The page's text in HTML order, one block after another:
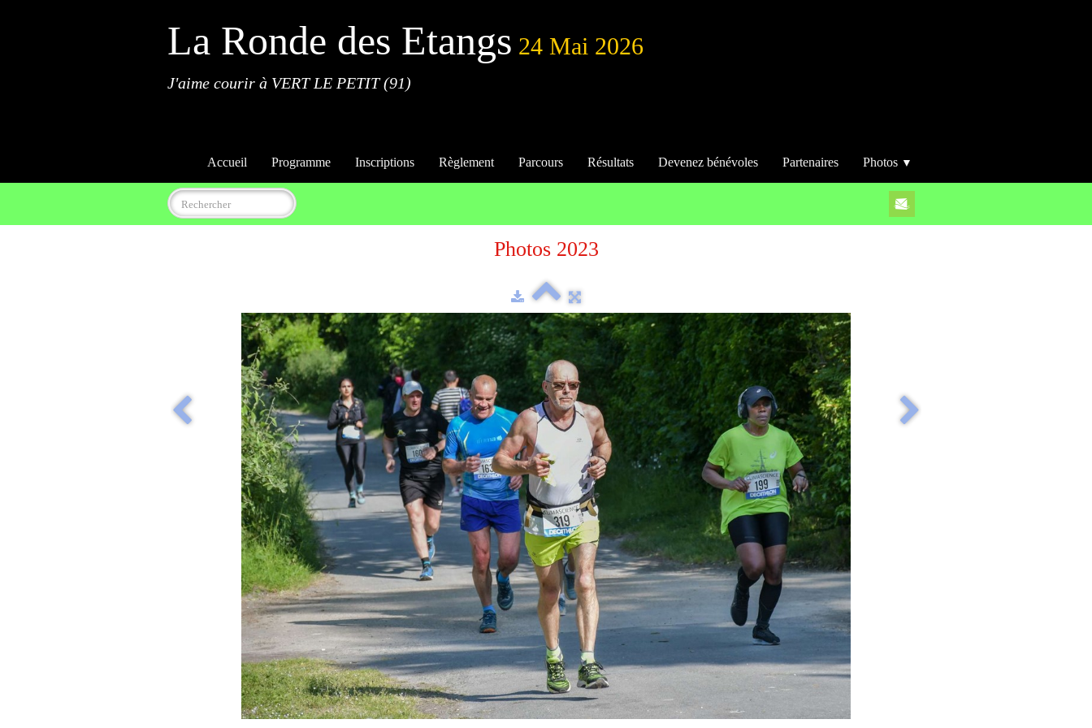
La Ronde des Etangs 24 Mai 2026
J'aime courir à VERT LE PETIT (91)
Accueil Programme Inscriptions Règlement Parcours Résultats Devenez bénévoles Partenaires Photos ▼
Photos 2023